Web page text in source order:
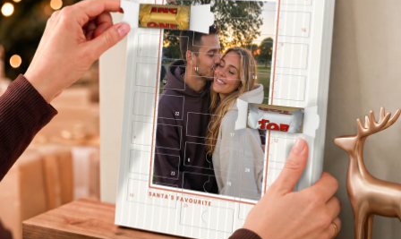
Onze cadeaus worden gewaardeerd. Klanten beoordelen
ons met een 4,7 op Google Reviews
Gratis wenskaartje
Je maakt in een paar stappen iets unieks – met haar naam,
jullie foto of een boodschap die raakt. Zonder gedoe, maar
met alle aandacht voor het moment.